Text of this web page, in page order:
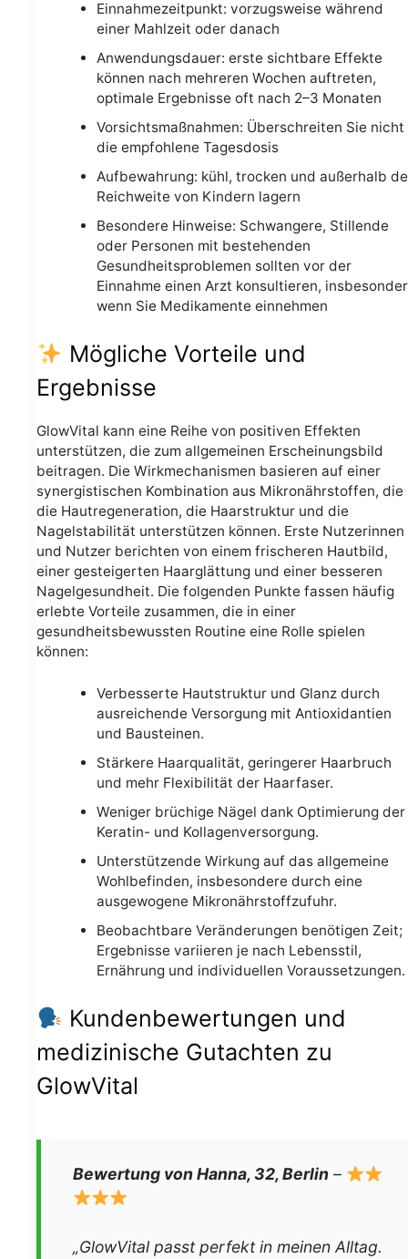
Einnahmezeitpunkt: vorzugsweise während
einer Mahlzeit oder danach
Anwendungsdauer: erste sichtbare Effekte
können nach mehreren Wochen auftreten,
optimale Ergebnisse oft nach 2–3 Monaten
Vorsichtsmaßnahmen: Überschreiten Sie nicht
die empfohlene Tagesdosis
Aufbewahrung: kühl, trocken und außerhalb
Reichweite von Kindern lagern
Besondere Hinweise: Schwangere, Stillende
oder Personen mit bestehenden
Gesundheitsproblemen sollten vor der
Einnahme einen Arzt konsultieren,
wenn Sie Medikamente einnehmen
Mögliche Vorteile und
Ergebnisse
GlowVital kann eine Reihe von positiven Effekten
unterstützen, die zum allgemeinen Erscheinungsbild
beitragen. Die Wirkmechanismen basieren auf einer
synergistischen Kombination aus Mikronährstoffen, die
die Hautregeneration, die Haarstruktur und die
Nagelstabilität unterstützen können. Erste Nutzerinnen
und Nutzer berichten von einem frischeren Hautbild,
einer gesteigerten Haarglättung und einer besseren
Nagelgesundheit. Die folgenden Punkte fassen häufig
erlebte Vorteile zusammen, die in einer
gesundheitsbewussten Routine eine Rolle spielen
können:
Verbesserte Hautstruktur und Glanz durch
ausreichende Versorgung mit Antioxidantien
und Bausteinen.
Stärkere Haarqualität, geringerer Haarbruch
und mehr Flexibilität der Haarfaser.
Weniger brüchige Nägel dank Optimierung der
Keratin- und Kollagenversorgung.
Unterstützende Wirkung auf das allgemeine
Wohlbefinden, insbesondere durch eine
ausgewogene Mikronährstoffzufuhr.
Beobachtbare Veränderungen benötigen Zeit;
Ergebnisse variieren je nach Lebensstil,
Ernährung und individuellen Voraussetzungen.
Kundenbewertungen und
medizinische Gutachten zu
GlowVital
Bewertung von Hanna, 32, Berlin –
„GlowVital passt perfekt in meinen Alltag.